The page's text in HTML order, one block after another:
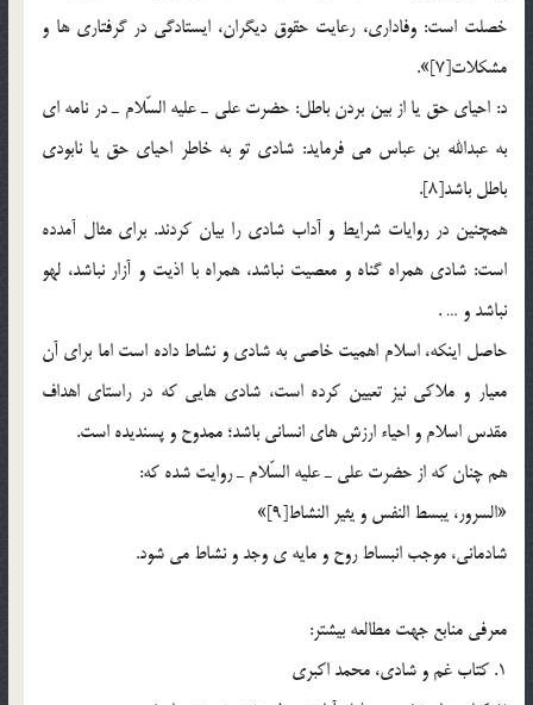
خصلت است: وفاداري، رعايت حقوق ديگران، ايستادگي در گرفتاري ها و
مشكلات[7]».
د: احياي حق يا از بين بردن باطل: حضرت علي ـ عليه السّلام ـ در نامه اي
به عبدالله بن عباس مي فرمايد: شادي تو به خاطر احياي حق يا نابودي
باطل باشد[8].
همچنين در روايات شرايط و آداب شادي را بيان كردند. براي مثال آمدده
است: شادي همراه گناه و معصيت نباشد، همراه با اذيت و آزار نباشد، لهو
نباشد و … .
حاصل اينكه، اسلام اهميت خاصي به شادي و نشاط داده است اما براي آن
معيار و ملاكي نيز تعيين كرده است، شادي هايي كه در راستاي اهداف
مقدس اسلام و احياء ارزش هاي انساني باشد؛ ممدوح و پسنديده است.
هم چنان كه از حضرت علي ـ عليه السّلام ـ روايت شده كه:
«السرور، يبسط النفس و يثير النشاط[9]»
شادماني، موجب انبساط روح و مايه ي وجد و نشاط مي شود.
معرفي منابع جهت مطالعه بيشتر:
1. كتاب غم و شادي، محمد اكبري